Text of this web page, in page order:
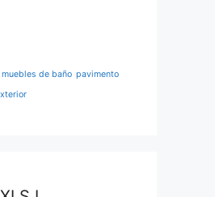
muebles de baño pavimento